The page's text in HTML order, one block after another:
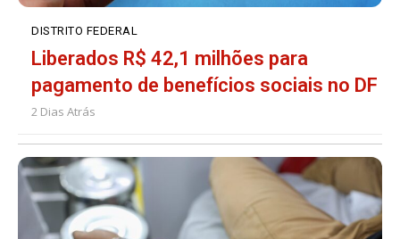
DISTRITO FEDERAL
Liberados R$ 42,1 milhões para
pagamento de benefícios sociais no DF
2 Dias Atrás